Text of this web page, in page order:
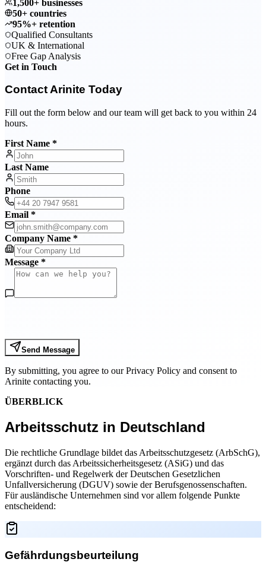
1,500+ businesses
50+ countries
95%+ retention
Qualified Consultants
UK & International
Free Gap Analysis
Get in Touch
Contact Arinite Today
Fill out the form below and our team will get back to you within 24
hours.
First Name *
Last Name
Phone
Email *
Company Name *
Message *
Send Message
By submitting, you agree to our Privacy Policy and consent to
Arinite contacting you.
ÜBERBLICK
Arbeitsschutz in Deutschland
Die rechtliche Grundlage bildet das Arbeitsschutzgesetz (ArbSchG),
ergänzt durch das Arbeitssicherheitsgesetz (ASiG) und das
Vorschriften- und Regelwerk der Deutschen Gesetzlichen
Unfallversicherung (DGUV) sowie der Berufsgenossenschaften.
Für ausländische Unternehmen sind vor allem folgende Punkte
entscheidend:
Gefährdungsbeurteilung